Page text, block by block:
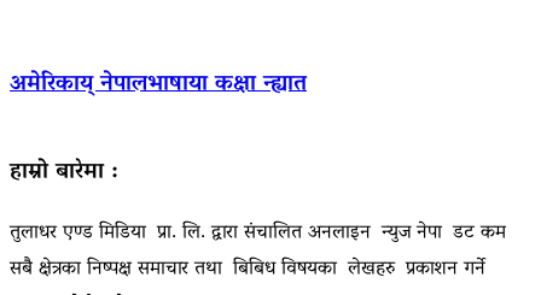
अमेरिकाय् नेपालभाषाया कक्षा न्ह्यात
हाम्रो बारेमा :
तुलाधर एण्ड मिडिया प्रा. लि. द्वारा संचालित अनलाइन न्युज नेपा डट कम
सबै क्षेत्रका निष्पक्ष समाचार तथा बिबिध विषयका लेखहरु प्रकाशन गर्ने